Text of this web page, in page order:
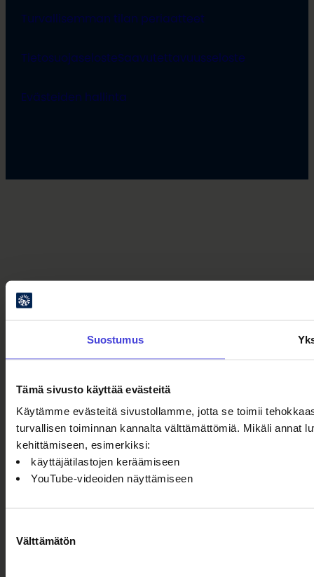
Suostumus
Tämä sivusto käyttää evästeitä
Käytämme evästeitä sivustollamme, jotta se toimii
turvallisen toiminnan kannalta välttämättömiä. Mikäli annat
kehittämiseen, esimerkiksi:
käyttäjätilastojen keräämiseen
YouTube-videoiden näyttämiseen
valinta
Välttämätön
Turvallisemman tilan periaatteet
TietosuojaselosteSaavutettavuusseloste
Evästeiden hallinta